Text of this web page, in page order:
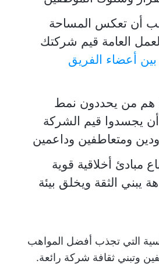
أن تعكس المساحة
العمل العامة قيم شركتك
بين أعضاء الفريق
هم من يحددون نمط
يجسدوا قيم الشركة
ومتعاطفين وداعمين
مبادئ أخلاقية قوية
يبني الثقة ويخلق بيئة
التي تجذب أفضل المواهب
وتبني ثقافة شركة رائعة.